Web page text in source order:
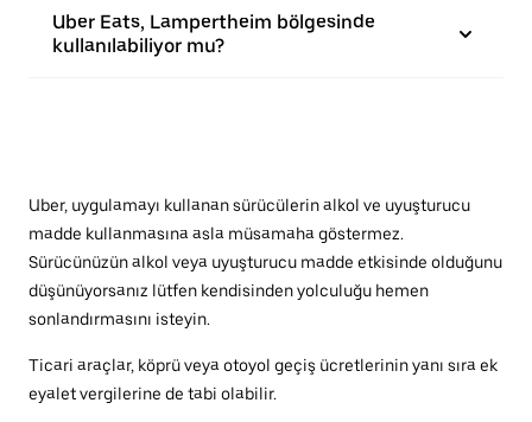
Uber Eats, Lampertheim bölgesinde
kullanılabiliyor mu?
Uber, uygulamayı kullanan sürücülerin alkol ve uyuşturucu
madde kullanmasına asla müsamaha göstermez.
Sürücünüzün alkol veya uyuşturucu madde etkisinde olduğunu
düşünüyorsanız lütfen kendisinden yolculuğu hemen
sonlandırmasını isteyin.
Ticari araçlar, köprü veya otoyol geçiş ücretlerinin yanı sıra ek
eyalet vergilerine de tabi olabilir.